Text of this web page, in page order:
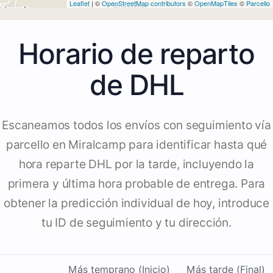
Leaflet | ©OpenStreetMap contributors ©OpenMapTiles © Parcello
Horario de reparto
de DHL
Escaneamos todos los envíos con seguimiento vía
parcello en Miralcamp para identificar hasta qué
hora reparte DHL por la tarde, incluyendo la
primera y última hora probable de entrega. Para
obtener la predicción individual de hoy, introduce
tu ID de seguimiento y tu dirección.
Más temprano (Inicio) Más tarde (Final)